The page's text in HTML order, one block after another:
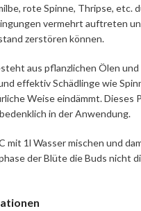
rote Spinne, Thripse, etc.
vermehrt auftreten
zerstören können.
aus pflanzlichen Ölen
effektiv Schädlinge wie
Weise eindämmt. Dieses
in der Anwendung.
mit 1l Wasser mischen und
der Blüte die Buds nicht